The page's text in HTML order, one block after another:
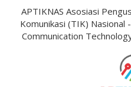
APTIKNAS Asosiasi
Komunikasi (TIK)
Communication